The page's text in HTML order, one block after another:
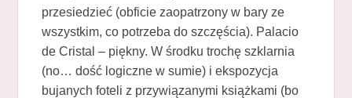
przesiedzieć (obficie zaopatrzony w bary ze
wszystkim, co potrzeba do szczęścia). Palacio
de Cristal – piękny. W środku trochę szklarnia
(no… dość logiczne w sumie) i ekspozycja
bujanych foteli z przywiązanymi książkami (bo